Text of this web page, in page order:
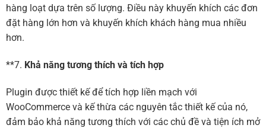
hàng loạt dựa trên số lượng. Điều này khuyến khích các đơn
đặt hàng lớn hơn và khuyến khích khách hàng mua nhiều
hơn.
**7. Khả năng tương thích và tích hợp
Plugin được thiết kế để tích hợp liền mạch với
WooCommerce và kế thừa các nguyên tắc thiết kế của nó,
đảm bảo khả năng tương thích với các chủ đề và tiện ích mở